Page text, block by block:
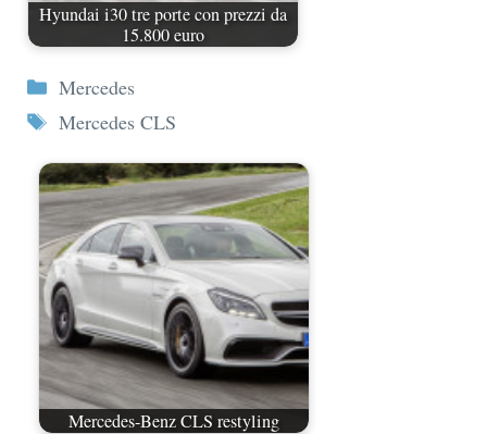
Hyundai i30 tre porte con prezzi da
15.800 euro
Categorie
Mercedes
Tag
Mercedes CLS
Mercedes-Benz CLS restyling